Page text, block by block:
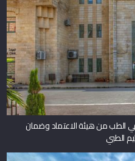
الطب من هيئة الاعتماد وضمان
الطبي